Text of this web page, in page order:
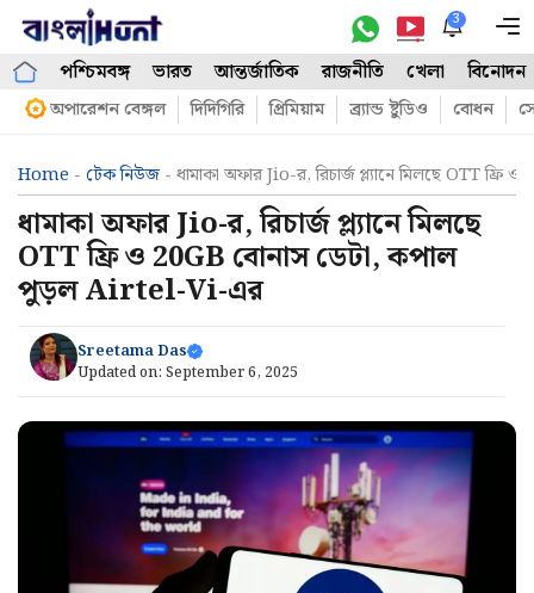
Skip
content
3
পশ্চিমবঙ্গ ভারত আন্তর্জাতিক রাজনীতি খেলা বিনোদন
অপারেশন বেঙ্গল দিদিগিরি প্রিমিয়াম ব্র্যান্ড ষ্টুডিও বোধন
Home - টেক নিউজ - ধামাকা অফার Jio-র, রিচার্জ প্ল্যানে মিলছে OTT
ধামাকা অফার Jio-র, রিচার্জ প্ল্যানে মিলছে
OTT ফ্রি ও 20GB বোনাস ডেটা, কপাল
পুড়ল Airtel-Vi-এর
Sreetama Das
Updated on: September 6, 2025